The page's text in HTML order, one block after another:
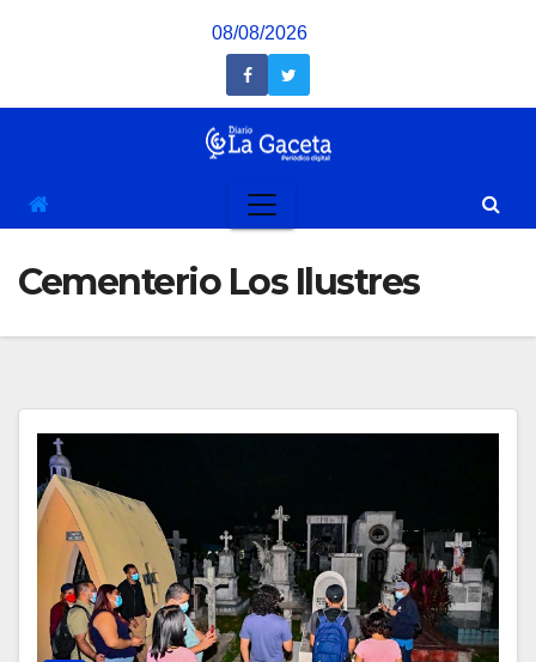
08/08/2026
Cementerio Los Ilustres